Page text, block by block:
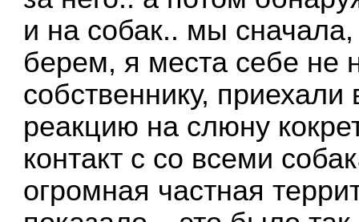
и на собак.. мы
берем, я места себе не
собственнику,
реакцию на слюну
контакт с со всеми
огромная частная